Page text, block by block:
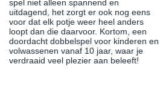
spel niet alleen spannend en
uitdagend, het zorgt er ook nog eens
voor dat elk potje weer heel anders
loopt dan die daarvoor. Kortom, een
doordacht dobbelspel voor kinderen en
volwassenen vanaf 10 jaar, waar je
verdraaid veel plezier aan beleeft!